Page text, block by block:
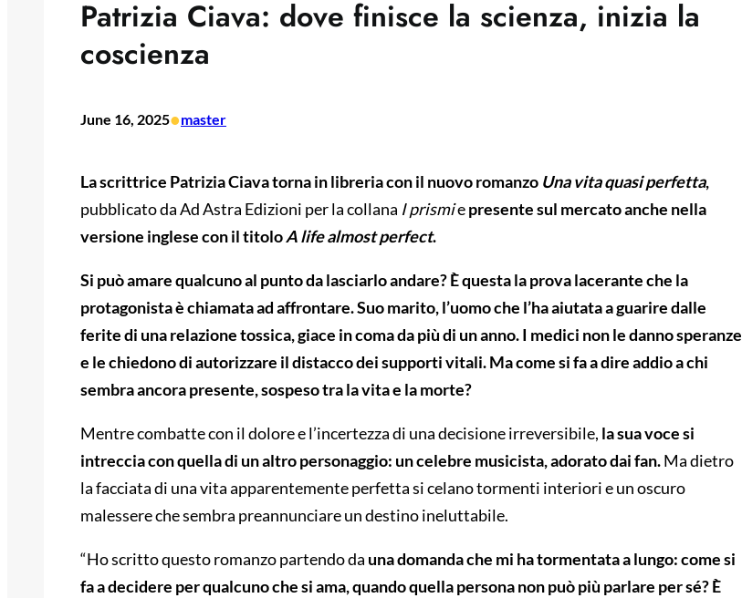
Patrizia Ciava: dove finisce la scienza, inizia la
coscienza
June 16, 2025•master
La scrittrice Patrizia Ciava torna in libreria con il nuovo romanzo Una vita quasi perfetta,
pubblicato da Ad Astra Edizioni per la collana I prismiepresente sul mercato anche nella
versione inglese con il titoloA life almost perfect.
Si può amare qualcuno al punto da lasciarlo andare? È questa la prova lacerante che la
protagonista è chiamata ad affrontare. Suo marito, l’uomo che l’ha aiutata a guarire dalle
ferite di una relazione tossica, giace in coma da più di un anno. I medici non le danno speranze
e le chiedono di autorizzare il distacco dei supporti vitali. Ma come si fa a dire addio a chi
sembra ancora presente, sospeso tra la vita e la morte?
Mentre combatte con il dolore e l’incertezza di una decisione irreversibile, la sua voce si
intreccia con quella di un altro personaggio: un celebre musicista, adorato dai fan.Ma dietro
la facciata di una vita apparentemente perfetta si celano tormenti interiori e un oscuro
malessere che sembra preannunciare un destino ineluttabile.
“Ho scritto questo romanzo partendo da una domanda che mi ha tormentata a lungo: come si
fa a decidere per qualcuno che si ama, quando quella persona non può più parlare per sé? È